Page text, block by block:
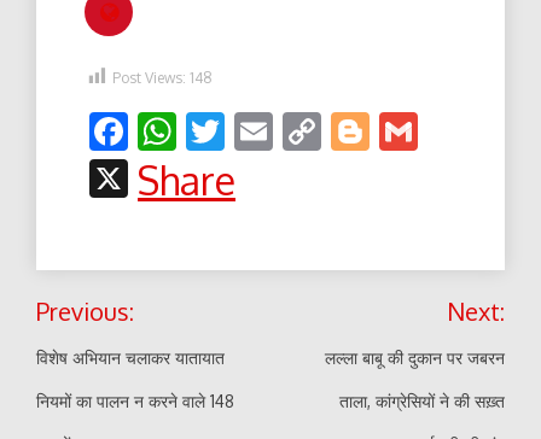
Post Views: 148
Facebook
WhatsApp
Twitter
EmailCopyBlogger
X
Share
Post
navigation
Previous:
विशेष अभियान चलाकर यातायात
नियमों का पालन न करने वाले 148
Next:
लल्ला बाबू की दुकान पर जबरन
ताला, कांग्रेसियों ने की सख़्त